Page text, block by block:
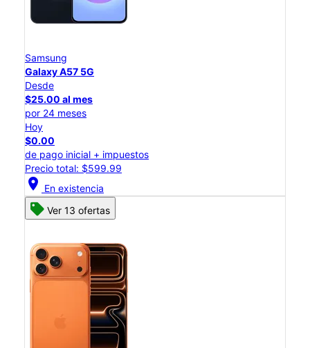
Samsung
Galaxy A57 5G
Desde
$25.00 al mes
por 24 meses
Hoy
$0.00
de pago inicial + impuestos
Precio total: $599.99
location_on En existencia
Ver 13 ofertas